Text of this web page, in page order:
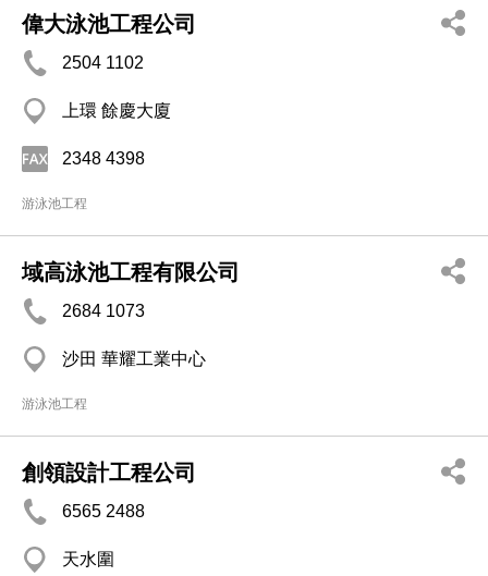
偉大泳池工程公司
2504 1102
上環 餘慶大廈
2348 4398
游泳池工程
域高泳池工程有限公司
2684 1073
沙田 華耀工業中心
游泳池工程
創領設計工程公司
6565 2488
天水圍